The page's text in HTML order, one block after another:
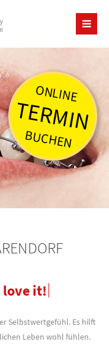
ONLINE
TERMIN
BUCHEN
love it!|
Selbstwertgefühl. Es hilft
Leben wohl fühlen.